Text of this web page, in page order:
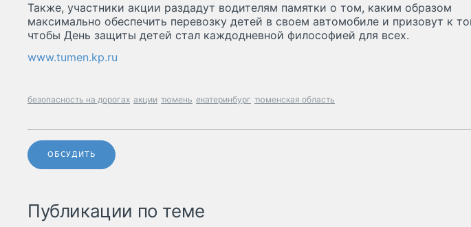
Также, участники акции раздадут водителям памятки о том, каким образом
максимально обеспечить перевозку детей в своем автомобиле и призовут к
чтобы День защиты детей стал каждодневной философией для всех.
www.tumen.kp.ru
безопасность на дорогах акции тюмень екатеринбург тюменская область
ОБСУДИТЬ
Публикации по теме